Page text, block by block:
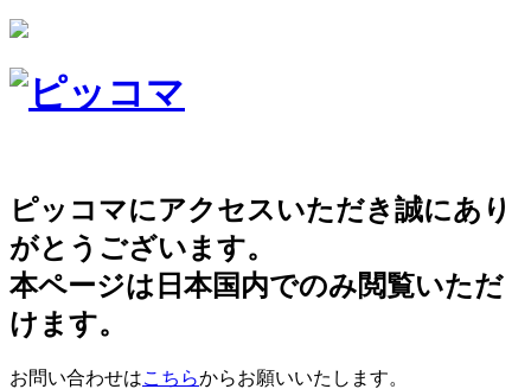
ピッコマにアクセスいただき誠にあり
がとうございます。
本ページは日本国内でのみ閲覧いただ
けます。
お問い合わせはこちらからお願いいたします。